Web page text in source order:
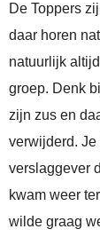
De Toppers
daar horen
natuurlijk
groep. Denk
zijn zus en
verwijderd. Je
verslaggever
kwam weer
wilde graag